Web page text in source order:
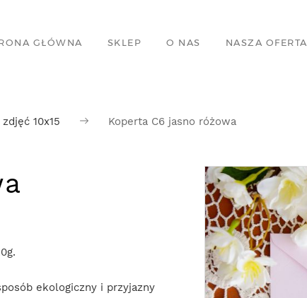
GŁÓWNA SKLEP O NAS NASZA OFERTA
10x15 Koperta C6 jasno różowa
ekologiczny i przyjazny